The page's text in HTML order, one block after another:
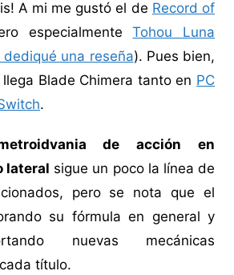
A mi me gustó el de Record of
especialmenteTohou Luna
dediqué una reseña). Pues bien,
Blade Chimera tanto en PC
.
de acción en
lateral sigue un poco la línea de
pero se nota que el
su fórmula en general y
nuevas mecánicas
título.